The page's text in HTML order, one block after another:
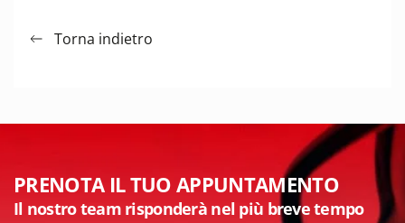
Torna indietro
PRENOTA IL TUO APPUNTAMENTO
Il nostro team risponderà nel più breve tempo